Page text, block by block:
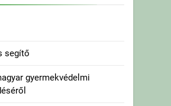
segítő
gyermekvédelmi